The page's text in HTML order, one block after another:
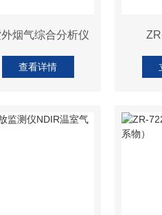
烟气综合分析仪
查看详情